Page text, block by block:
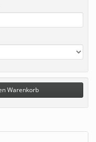
Warenkorb